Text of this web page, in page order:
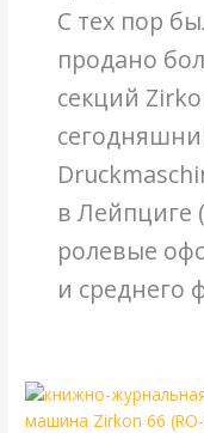
С тех пор
продано
секций
в Лейпциге
ролевые
и среднего
Zirkon
RO-